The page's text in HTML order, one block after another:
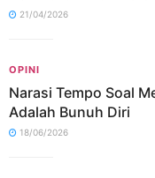
21/04/2026
OPINI
Narasi Tempo Soal
Adalah Bunuh Diri
18/06/2026